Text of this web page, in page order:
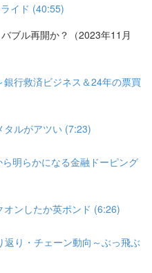
イド (40:55)
ブル再開か？（2023年11月
行救済ビジネス＆24年の票買
タルがアツい (7:23)
明らかになる金融ドーピング
ンしたか英ポンド (6:26)
り・チェーン動向～ぶっ飛ぶ